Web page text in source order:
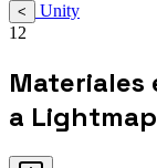
<
Unity
12
Materiales
a